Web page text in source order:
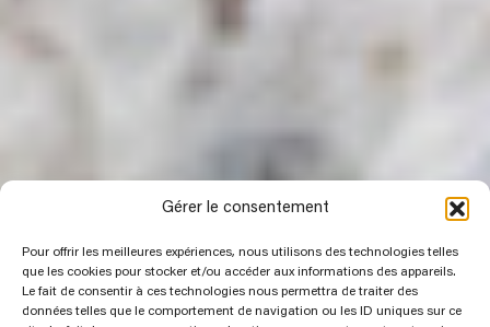
Gérer le consentement
Pour offrir les meilleures expériences, nous utilisons des technologies telles
que les cookies pour stocker et/ou accéder aux informations des appareils.
Le fait de consentir à ces technologies nous permettra de traiter des
données telles que le comportement de navigation ou les ID uniques sur ce